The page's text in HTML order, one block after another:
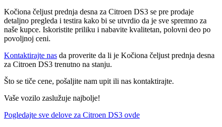
Kočiona čeljust prednja desna za Citroen DS3 se pre prodaje
detaljno pregleda i testira kako bi se utvrdio da je sve spremno za
naše kupce. Iskoristite priliku i nabavite kvalitetan, polovni deo po
povoljnoj ceni.
Kontaktirajte nas da proverite da li je Kočiona čeljust prednja desna
za Citroen DS3 trenutno na stanju.
Što se tiče cene, pošaljite nam upit ili nas kontaktirajte.
Vaše vozilo zaslužuje najbolje!
Pogledajte sve delove za Citroen DS3 ovde